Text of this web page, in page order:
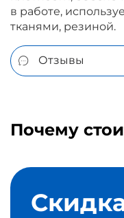
в работе,
тканями, резиной.
Отзывы
Почему